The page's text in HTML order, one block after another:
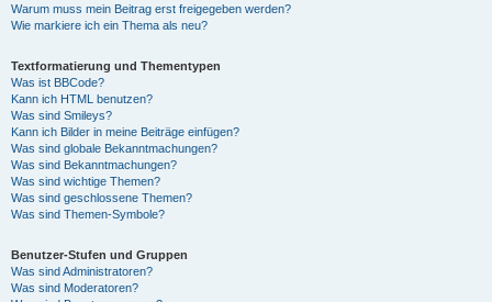
Warum muss mein Beitrag erst freigegeben werden?
Wie markiere ich ein Thema als neu?
Textformatierung und Thementypen
Was ist BBCode?
Kann ich HTML benutzen?
Was sind Smileys?
Kann ich Bilder in meine Beiträge einfügen?
Was sind globale Bekanntmachungen?
Was sind Bekanntmachungen?
Was sind wichtige Themen?
Was sind geschlossene Themen?
Was sind Themen-Symbole?
Benutzer-Stufen und Gruppen
Was sind Administratoren?
Was sind Moderatoren?